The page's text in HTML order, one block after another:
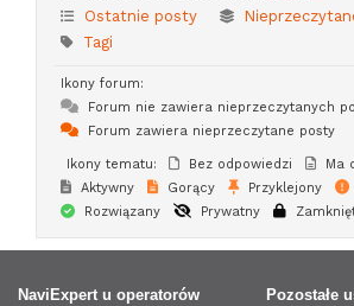
Ostatnie posty
Tagi
Ikony forum:
Forum nie zawiera nieprzeczytanych
Forum zawiera nieprzeczytane posty
Ikony tematu: Bez odpowiedzi
Ma
Aktywny
Gorący Przyklejony
Rozwiązany
Prywatny
NaviExpert u operatorów Pozostałe